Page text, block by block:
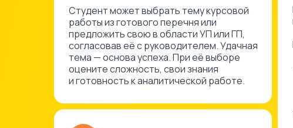
Студент может выбрать тему курсовой
работы из готового перечня или
предложить свою в области УП или ГП,
согласовав её с руководителем. Удачная
тема — основа успеха. При её выборе
оцените сложность, свои знания
и готовность к аналитической работе.